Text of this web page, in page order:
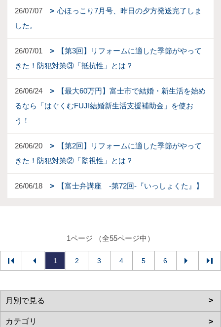
26/07/07
心ほっこり7月号、昨日の夕方発送完了しま
した。
26/07/01
【第3回】リフォームに適した季節がやって
きた！防犯対策③「抵抗性」とは？
26/06/24
【最大60万円】富士市で結婚・新生活を始め
るなら「はぐくむFUJI結婚新生活支援補助金」を使お
う！
26/06/20
【第2回】リフォームに適した季節がやって
きた！防犯対策②「監視性」とは？
26/06/18 【富士弁講座 -第72回-『いっしょくた』】
1ページ （全55ページ中）
1 2 3 4 5 6